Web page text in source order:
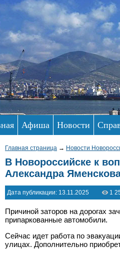
Афиша Новости
Главная страница → Новости
В Новороссийске к
Александра
Дата публикации: 13.11.2025 1
Причиной заторов на дорогах
припаркованные автомобили.
Сейчас идет работа по
улицах. Дополнительно